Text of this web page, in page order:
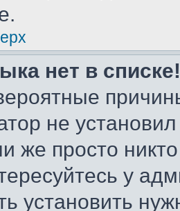
нет в списке!
не
же просто
у
установить